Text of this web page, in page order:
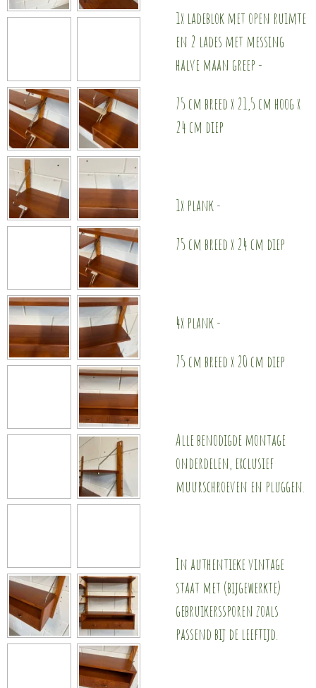
1x ladeblok met open ruimte
en 2 lades met messing
halve maan greep -
75 cm breed x 21,5 cm hoog x
24 cm diep
1x plank -
75 cm breed x 24 cm diep
4x plank -
75 cm breed x 20 cm diep
Alle benodigde montage
onderdelen, exclusief
muurschroeven en pluggen.
In authentieke vintage
staat met (bijgewerkte)
gebruikerssporen zoals
passend bij de leeftijd.